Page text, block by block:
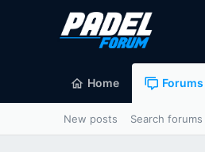
Home Forums
New posts Search forums